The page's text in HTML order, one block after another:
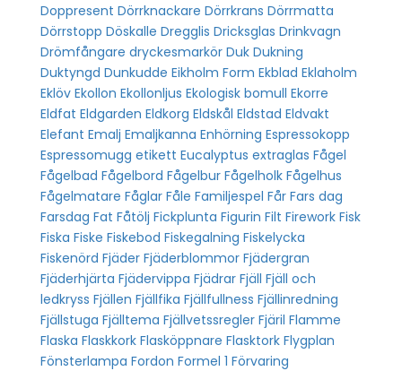
Doppresent Dörrknackare Dörrkrans Dörrmatta
Dörrstopp Döskalle Dregglis Dricksglas Drinkvagn
Drömfångare dryckesmarkör Duk Dukning
Duktyngd Dunkudde Eikholm Form Ekblad Eklaholm
Eklöv Ekollon Ekollonljus Ekologisk bomull Ekorre
Eldfat Eldgarden Eldkorg Eldskål Eldstad Eldvakt
Elefant Emalj Emaljkanna Enhörning Espressokopp
Espressomugg etikett Eucalyptus extraglas Fågel
Fågelbad Fågelbord Fågelbur Fågelholk Fågelhus
Fågelmatare Fåglar Fåle Familjespel Får Fars dag
Farsdag Fat Fåtölj Fickplunta Figurin Filt Firework Fisk
Fiska Fiske Fiskebod Fiskegalning Fiskelycka
Fiskenörd Fjäder Fjäderblommor Fjädergran
Fjäderhjärta Fjädervippa Fjädrar Fjäll Fjäll och
ledkryss Fjällen Fjällfika Fjällfullness Fjällinredning
Fjällstuga Fjälltema Fjällvetssregler Fjäril Flamme
Flaska Flaskkork Flasköppnare Flasktork Flygplan
Fönsterlampa Fordon Formel 1 Förvaring